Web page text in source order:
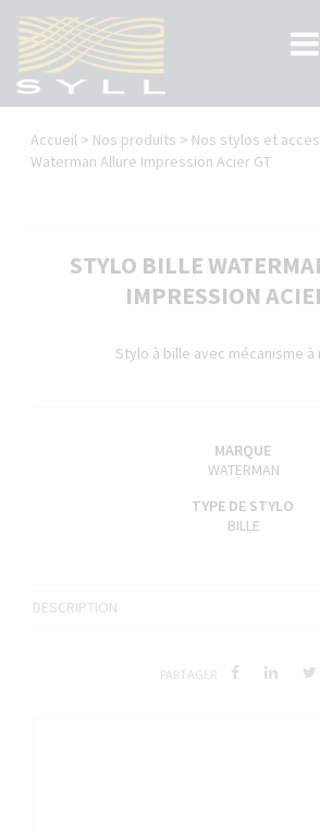
contenu
principal
Vous
êtes
Accueil > Nos produits > Nos stylos et
Waterman Allure Impression Acier GT
STYLO BILLE
IMPRESSION
Stylo à bille avec mécanisme
MARQUE
WATERMAN
TYPE DE STYLO
BILLE
DESCRIPTION
PARTAGER